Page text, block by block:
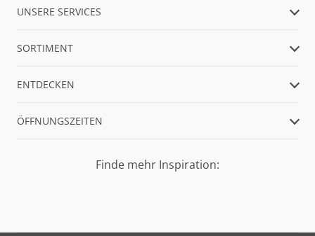
UNSERE SERVICES
SORTIMENT
ENTDECKEN
ÖFFNUNGSZEITEN
Finde mehr Inspiration: